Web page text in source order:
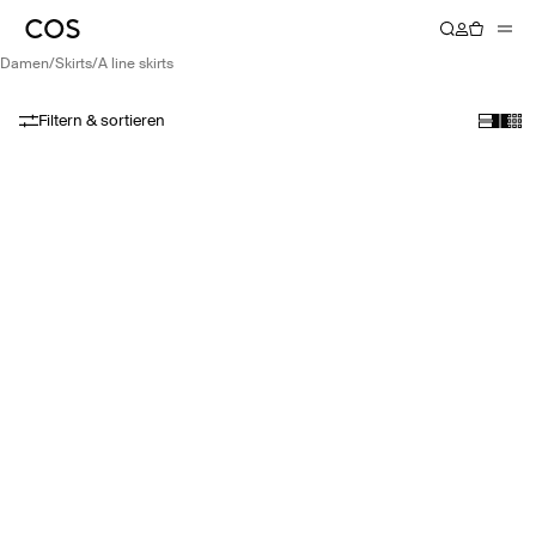
damen/ skirts/ a line skirts
Filtern & sortieren